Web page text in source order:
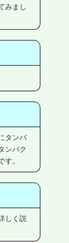
みまし
タンパ
ンパク
。
しく説